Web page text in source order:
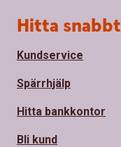
Sidfot
Hitta snabbt
Kundservice
Spärrhjälp
Hitta bankkontor
Bli kund